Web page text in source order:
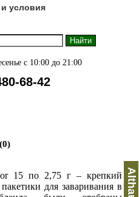
условия
с 10:00 до 21:00
68-42
(0)
15 по 2,75 г – крепкий
для заваривания в